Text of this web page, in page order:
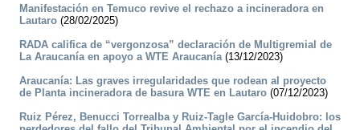
Manifestación en Temuco revive el rechazo a incineradora en
Lautaro (28/02/2025)
RADA califica de “vergonzosa” declaración de Multigremial de
La Araucanía en apoyo a WTE Araucanía(13/12/2023)
Araucanía: Las graves irregularidades que rodean al proyecto
de Planta incineradora de basura WTE en Lautaro (07/12/2023)
Ruiz Pérez, Benucci Torrealba y Ruiz-Tagle García-Huidobro: los